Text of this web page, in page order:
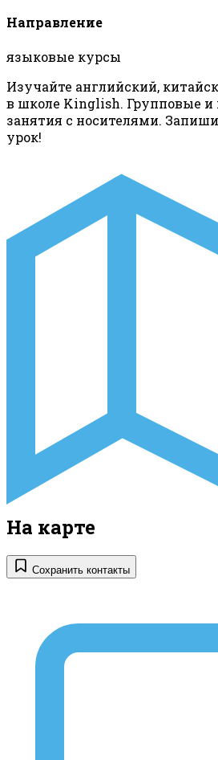
Направление
языковые курсы
Изучайте английский,
в школе Kinglish. Групповые
занятия с носителями.
урок!
На карте
Сохранить контакты